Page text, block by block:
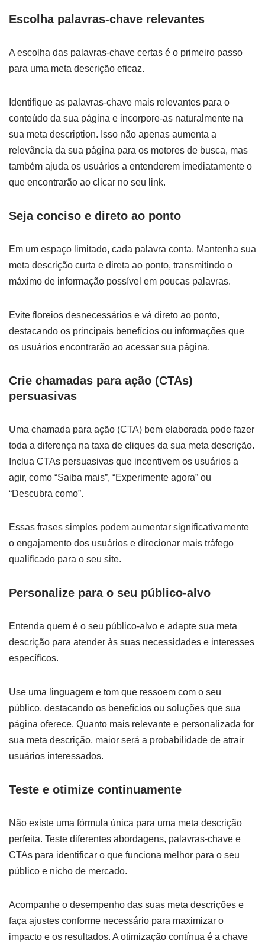
Escolha palavras-chave relevantes
A escolha das palavras-chave certas é o primeiro passo
para uma meta descrição eficaz.
Identifique as palavras-chave mais relevantes para o
conteúdo da sua página e incorpore-as naturalmente na
sua meta description. Isso não apenas aumenta a
relevância da sua página para os motores de busca, mas
também ajuda os usuários a entenderem imediatamente o
que encontrarão ao clicar no seu link.
Seja conciso e direto ao ponto
Em um espaço limitado, cada palavra conta. Mantenha sua
meta descrição curta e direta ao ponto, transmitindo o
máximo de informação possível em poucas palavras.
Evite floreios desnecessários e vá direto ao ponto,
destacando os principais benefícios ou informações que
os usuários encontrarão ao acessar sua página.
Crie chamadas para ação (CTAs)
persuasivas
Uma chamada para ação (CTA) bem elaborada pode fazer
toda a diferença na taxa de cliques da sua meta descrição.
Inclua CTAs persuasivas que incentivem os usuários a
agir, como “Saiba mais”, “Experimente agora” ou
“Descubra como”.
Essas frases simples podem aumentar significativamente
o engajamento dos usuários e direcionar mais tráfego
qualificado para o seu site.
Personalize para o seu público-alvo
Entenda quem é o seu público-alvo e adapte sua meta
descrição para atender às suas necessidades e interesses
específicos.
Use uma linguagem e tom que ressoem com o seu
público, destacando os benefícios ou soluções que sua
página oferece. Quanto mais relevante e personalizada for
sua meta descrição, maior será a probabilidade de atrair
usuários interessados.
Teste e otimize continuamente
Não existe uma fórmula única para uma meta descrição
perfeita. Teste diferentes abordagens, palavras-chave e
CTAs para identificar o que funciona melhor para o seu
público e nicho de mercado.
Acompanhe o desempenho das suas meta descrições e
faça ajustes conforme necessário para maximizar o
impacto e os resultados. A otimização contínua é a chave